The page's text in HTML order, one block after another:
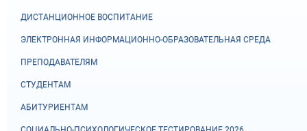
ДИСТАНЦИОННОЕ ВОСПИТАНИЕ
ЭЛЕКТРОННАЯ ИНФОРМАЦИОННО-ОБРАЗОВАТЕЛЬНАЯ СРЕДА
ПРЕПОДАВАТЕЛЯМ
СТУДЕНТАМ
АБИТУРИЕНТАМ